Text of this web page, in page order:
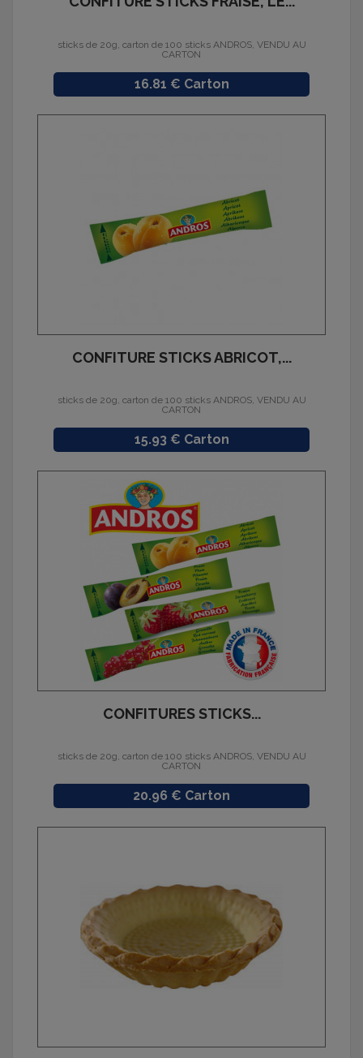
sticks de 20g, carton de 100 sticks ANDROS, VENDU AU
CARTON
Prix
16.81 € Carton
CONFITURE STICKS ABRICOT,...
sticks de 20g, carton de 100 sticks ANDROS, VENDU AU
CARTON
Prix
15.93 € Carton
CONFITURES STICKS...
sticks de 20g, carton de 100 sticks ANDROS, VENDU AU
CARTON
Prix
20.96 € Carton